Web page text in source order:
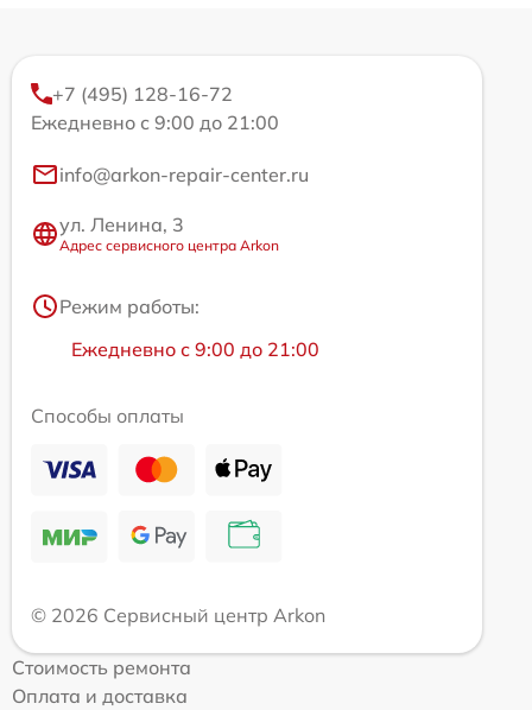
+7 (495) 128-16-72
Ежедневно с 9:00 до 21:00
info@arkon-repair-center.ru
ул. Ленина, 3
Адрес сервисного центра Arkon
Режим работы:
Ежедневно с 9:00 до 21:00
Способы оплаты
© 2026 Сервисный центр Arkon
Стоимость ремонта
Оплата и доставка